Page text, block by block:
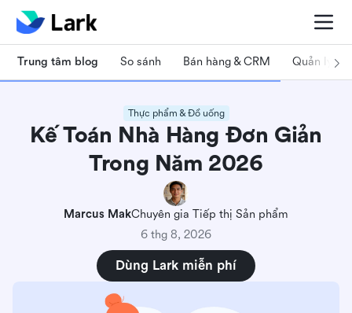
Trung tâm blog So sánh Bán hàng & CRM Quản lý dự
Thực phẩm & Đồ uống
Kế Toán Nhà Hàng Đơn Giản
Trong Năm 2026
Marcus MakChuyên gia Tiếp thị Sản phẩm
6 thg 8, 2026
Dùng Lark miễn phí